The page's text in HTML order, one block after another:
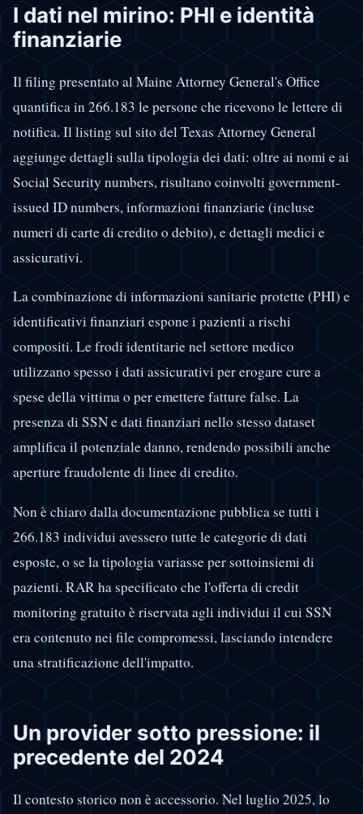
I dati nel mirino: PHI e identità
finanziarie
Il filing presentato al Maine Attorney General's Office
quantifica in 266.183 le persone che ricevono le lettere di
notifica. Il listing sul sito del Texas Attorney General
aggiunge dettagli sulla tipologia dei dati: oltre ai nomi e ai
Social Security numbers, risultano coinvolti government-
issued ID numbers, informazioni finanziarie (incluse
numeri di carte di credito o debito), e dettagli medici e
assicurativi.
La combinazione di informazioni sanitarie protette (PHI) e
identificativi finanziari espone i pazienti a rischi
compositi. Le frodi identitarie nel settore medico
utilizzano spesso i dati assicurativi per erogare cure a
spese della vittima o per emettere fatture false. La
presenza di SSN e dati finanziari nello stesso dataset
amplifica il potenziale danno, rendendo possibili anche
aperture fraudolente di linee di credito.
Non è chiaro dalla documentazione pubblica se tutti i
266.183 individui avessero tutte le categorie di dati
esposte, o se la tipologia variasse per sottoinsiemi di
pazienti. RAR ha specificato che l'offerta di credit
monitoring gratuito è riservata agli individui il cui SSN
era contenuto nei file compromessi, lasciando intendere
una stratificazione dell'impatto.
Un provider sotto pressione: il
precedente del 2024
Il contesto storico non è accessorio. Nel luglio 2025, lo